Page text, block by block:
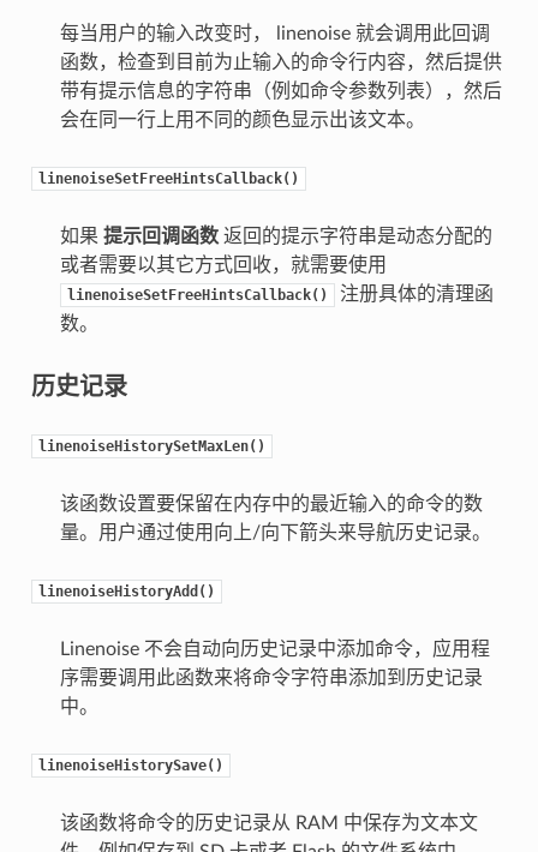
每当用户的输入改变时， linenoise 就会调用此回调
函数，检查到目前为止输入的命令行内容，然后提供
带有提示信息的字符串（例如命令参数列表），然后
会在同一行上用不同的颜色显示出该文本。
linenoiseSetFreeHintsCallback()
如果 提示回调函数返回的提示字符串是动态分配的
或者需要以其它方式回收，就需要使用
linenoiseSetFreeHintsCallback()
注册具体的清理函
数。
历史记录
linenoiseHistorySetMaxLen()
该函数设置要保留在内存中的最近输入的命令的数
量。用户通过使用向上/向下箭头来导航历史记录。
linenoiseHistoryAdd()
Linenoise 不会自动向历史记录中添加命令，应用程
序需要调用此函数来将命令字符串添加到历史记录
中。
linenoiseHistorySave()
该函数将命令的历史记录从 RAM 中保存为文本文